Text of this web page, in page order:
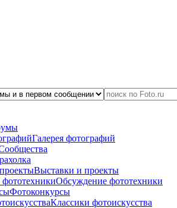
Галерея фотографий
Выставки и проекты
Обсуждение фототехники
Фотоконкурсы
Классики фотоискусства